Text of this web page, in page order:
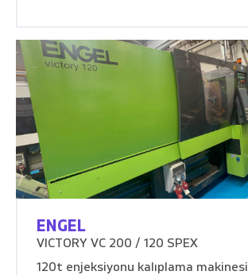
ENGEL
VICTORY VC 200 / 120 SPEX
120t enjeksiyonu kalıplama makinesi